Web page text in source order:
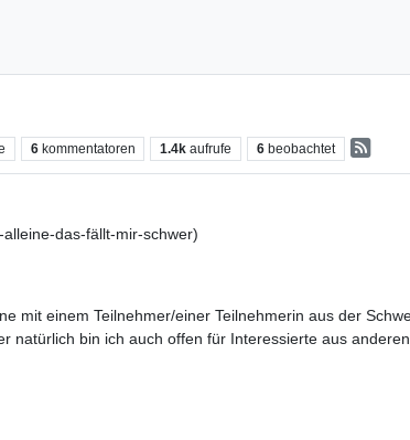
6 kommentatoren 1.4k aufrufe 6 beobachtet
das-fällt-mir-schwer)
mit einem Teilnehmer/einer Teilnehmerin aus der
natürlich bin ich auch offen für Interessierte aus